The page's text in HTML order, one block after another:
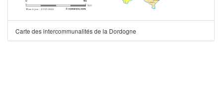
Carte des intercommunalités de la Dordogne